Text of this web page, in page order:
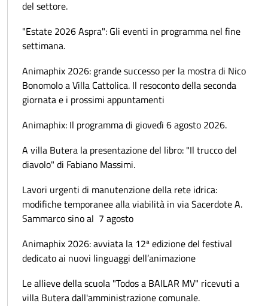
del settore.
"Estate 2026 Aspra": Gli eventi in programma nel fine
settimana.
Animaphix 2026: grande successo per la mostra di Nico
Bonomolo a Villa Cattolica. Il resoconto della seconda
giornata e i prossimi appuntamenti
Animaphix: Il programma di giovedì 6 agosto 2026.
A villa Butera la presentazione del libro: "Il trucco del
diavolo" di Fabiano Massimi.
Lavori urgenti di manutenzione della rete idrica:
modifiche temporanee alla viabilità in via Sacerdote A.
Sammarco sino al 7 agosto
Animaphix 2026: avviata la 12ª edizione del festival
dedicato ai nuovi linguaggi dell’animazione
Le allieve della scuola "Todos a BAILAR MV" ricevuti a
villa Butera dall'amministrazione comunale.